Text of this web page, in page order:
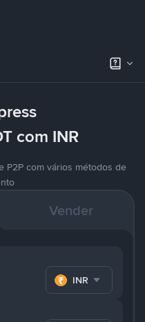
com INR
P2P com vários métodos de
Vender
INR